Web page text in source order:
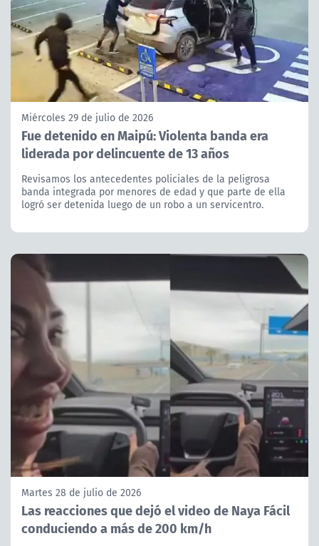
Miércoles 29 de julio de 2026
Fue detenido en Maipú: Violenta banda era
liderada por delincuente de 13 años
Revisamos los antecedentes policiales de la peligrosa
banda integrada por menores de edad y que parte de ella
logró ser detenida luego de un robo a un servicentro.
Martes 28 de julio de 2026
Las reacciones que dejó el video de Naya Fácil
conduciendo a más de 200 km/h